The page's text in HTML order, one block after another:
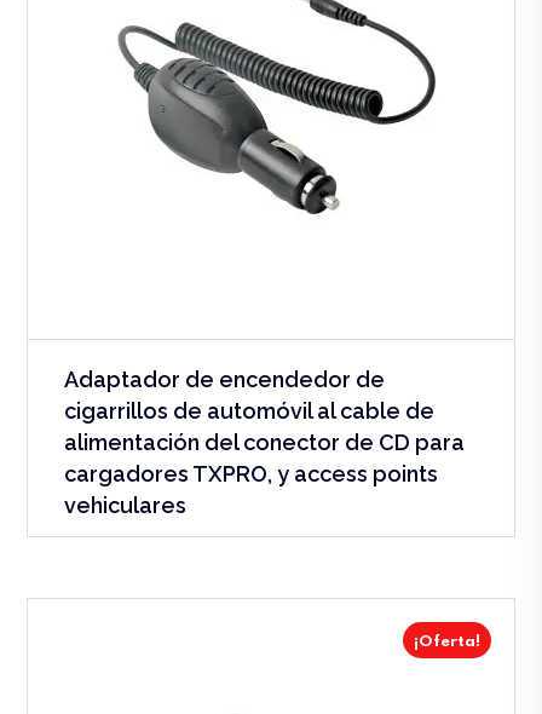
Adaptador de encendedor de
cigarrillos de automóvil al cable de
alimentación del conector de CD para
cargadores TXPRO, y access points
vehiculares
¡Oferta!